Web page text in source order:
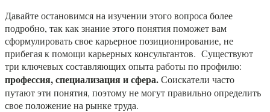
Давайте остановимся на изучении этого вопроса более
подробно, так как знание этого понятия поможет вам
сформулировать свое карьерное позиционирование, не
прибегая к помощи карьерных консультантов. Существуют
три ключевых составляющих опыта работы по профилю:
профессия, специализация и сфера.Соискатели часто
путают эти понятия, поэтому не могут правильно определить
свое положение на рынке труда.